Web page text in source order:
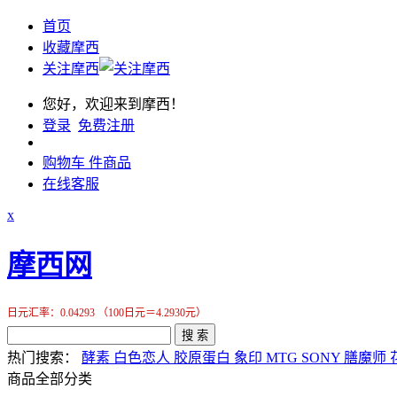
首页
收藏摩西
关注摩西
您好，欢迎来到摩西！
登录 免费注册
购物车 件商品
在线客服
x
摩西网
日元汇率：0.04293 （100日元＝4.2930元）
搜 索
热门搜索： 酵素 白色恋人 胶原蛋白 象印 MTG SONY 膳魔师
商品全部分类